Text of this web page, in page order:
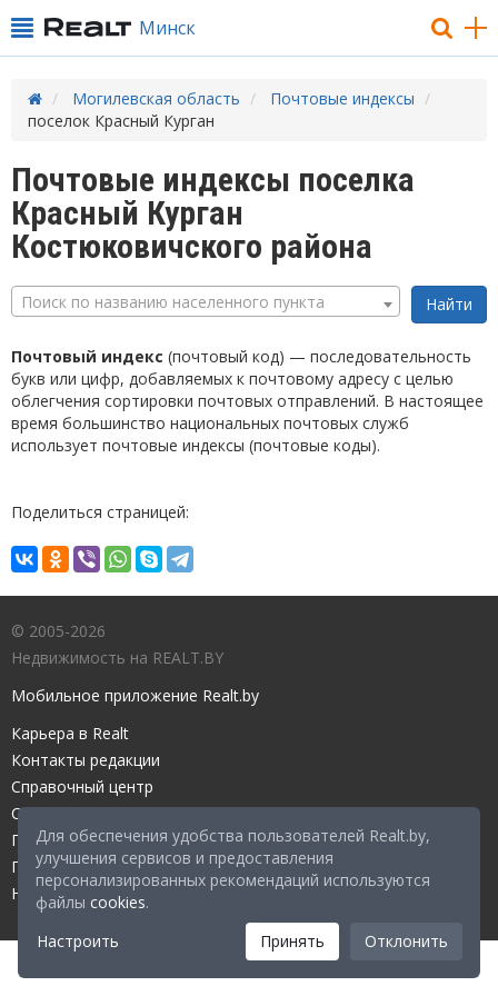
Для обеспечения удобства пользователей Realt.by,
улучшения сервисов и предоставления
персонализированных рекомендаций используются
файлы cookies.
Настроить
Принять Отклонить
Минск
Могилевская область
Почтовые индексы
поселок Красный Курган
Почтовые индексы поселка
Красный Курган
Костюковичского района
Поиск по названию населенного пункта
Почтовый индекс (почтовый код) — последовательность
букв или цифр, добавляемых к почтовому адресу с целью
облегчения сортировки почтовых отправлений. В настоящее
время большинство национальных почтовых служб
использует почтовые индексы (почтовые коды).
Поделиться страницей:
© 2005-2026
Недвижимость на REALT.BY
Мобильное приложение Realt.by
Карьера в Realt
Контакты редакции
Справочный центр
Служба поддержки
Прейскурант
Правовые документы
Настройка файлов cookies